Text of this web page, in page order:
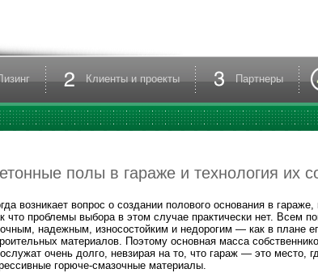
Клиенты и проекты Партнеры
полы в гараже и технология их
возникает вопрос о создании полового основания в
что проблемы выбора в этом случае практически нет. Всем
надежным, износостойким и недорогим — как в плане
материалов. Поэтому основная масса
очень долго, невзирая на то, что гараж — это место,
горюче-смазочные материалы.